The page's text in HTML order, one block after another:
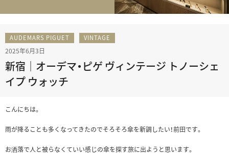
AUDEMARS PIGUET VINTAGE
2025年6月3日
新宿｜オーデマ・ピゲ ヴィンテージ トノーシェ
イプ ウォッチ
こんにちは。
雨が降ることも多くなってきたのでそろそろ傘を新調したい！前田です。
お洒落で人と被らなくていい感じの傘を探す旅に出ようと思います。